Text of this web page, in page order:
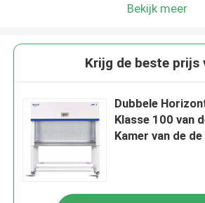
Bekijk meer
Krijg de beste prijs
Dubbele
Klasse 100 van
Kamer van de